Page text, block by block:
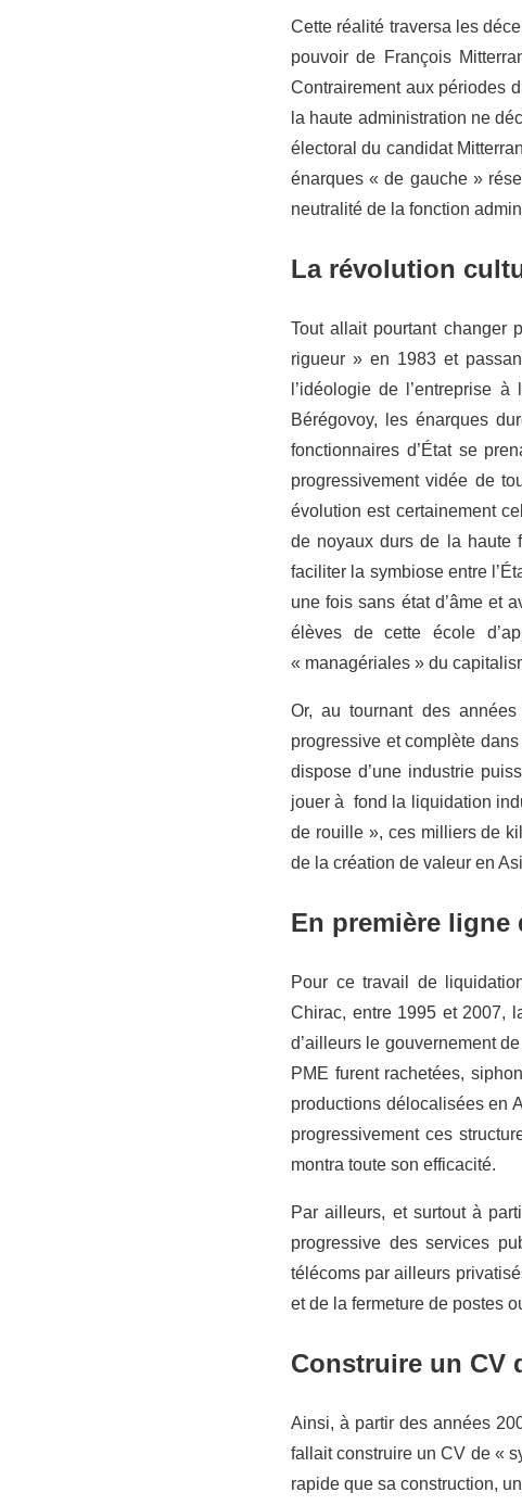
Cette réalité traversa les
pouvoir de François
Contrairement aux périodes
la haute administration ne
électoral du candidat
énarques « de gauche »
neutralité de la fonction
La révolution
Tout allait pourtant changer
rigueur » en 1983 et
l’idéologie de l’entreprise
Bérégovoy, les énarques
fonctionnaires d’État se
progressivement vidée de
évolution est certainement
de noyaux durs de la haute
faciliter la symbiose entre
une fois sans état d’âme et
élèves de cette école
« managériales » du
Or, au tournant des
progressive et complète
dispose d’une industrie
jouer à fond la liquidation
de rouille », ces milliers de
de la création de valeur en
En première
Pour ce travail de
Chirac, entre 1995 et 2007,
d’ailleurs le gouvernement
PME furent rachetées,
productions délocalisées en
progressivement ces
montra toute son efficacité.
Par ailleurs, et surtout à
progressive des services
télécoms par ailleurs
et de la fermeture de postes
Construire un CV
Ainsi, à partir des années
fallait construire un CV de «
rapide que sa construction,